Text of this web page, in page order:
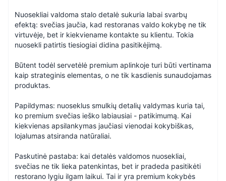
Nuosekliai valdoma stalo detalė sukuria labai svarbų
efektą: svečias jaučia, kad restoranas valdo kokybę ne tik
virtuvėje, bet ir kiekviename kontakte su klientu. Tokia
nuosekli patirtis tiesiogiai didina pasitikėjimą.
Būtent todėl servetėlė premium aplinkoje turi būti vertinama
kaip strateginis elementas, o ne tik kasdienis sunaudojamas
produktas.
Papildymas: nuoseklus smulkių detalių valdymas kuria tai,
ko premium svečias ieško labiausiai - patikimumą. Kai
kiekvienas apsilankymas jaučiasi vienodai kokybiškas,
lojalumas atsiranda natūraliai.
Paskutinė pastaba: kai detalės valdomos nuosekliai,
svečias ne tik lieka patenkintas, bet ir pradeda pasitikėti
restorano lygiu ilgam laikui. Tai ir yra premium kokybės